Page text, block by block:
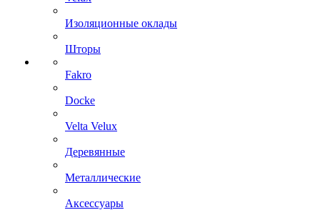
Изоляционные оклады
Шторы
Fakro
Docke
Velta Velux
Деревянные
Металлические
Аксессуары